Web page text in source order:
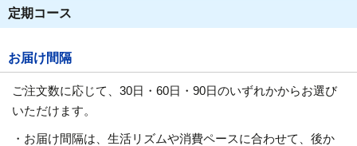
定期コース
お届け間隔
ご注文数に応じて、30日・60日・90日のいずれかからお選び
いただけます。
・お届け間隔は、生活リズムや消費ペースに合わせて、後か